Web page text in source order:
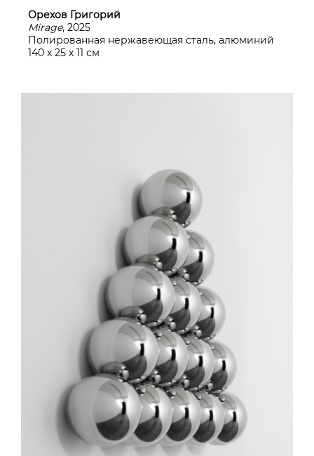
Орехов Григорий
Mirage, 2025
Полированная нержавеющая сталь, алюминий
140 x 25 x 11 см